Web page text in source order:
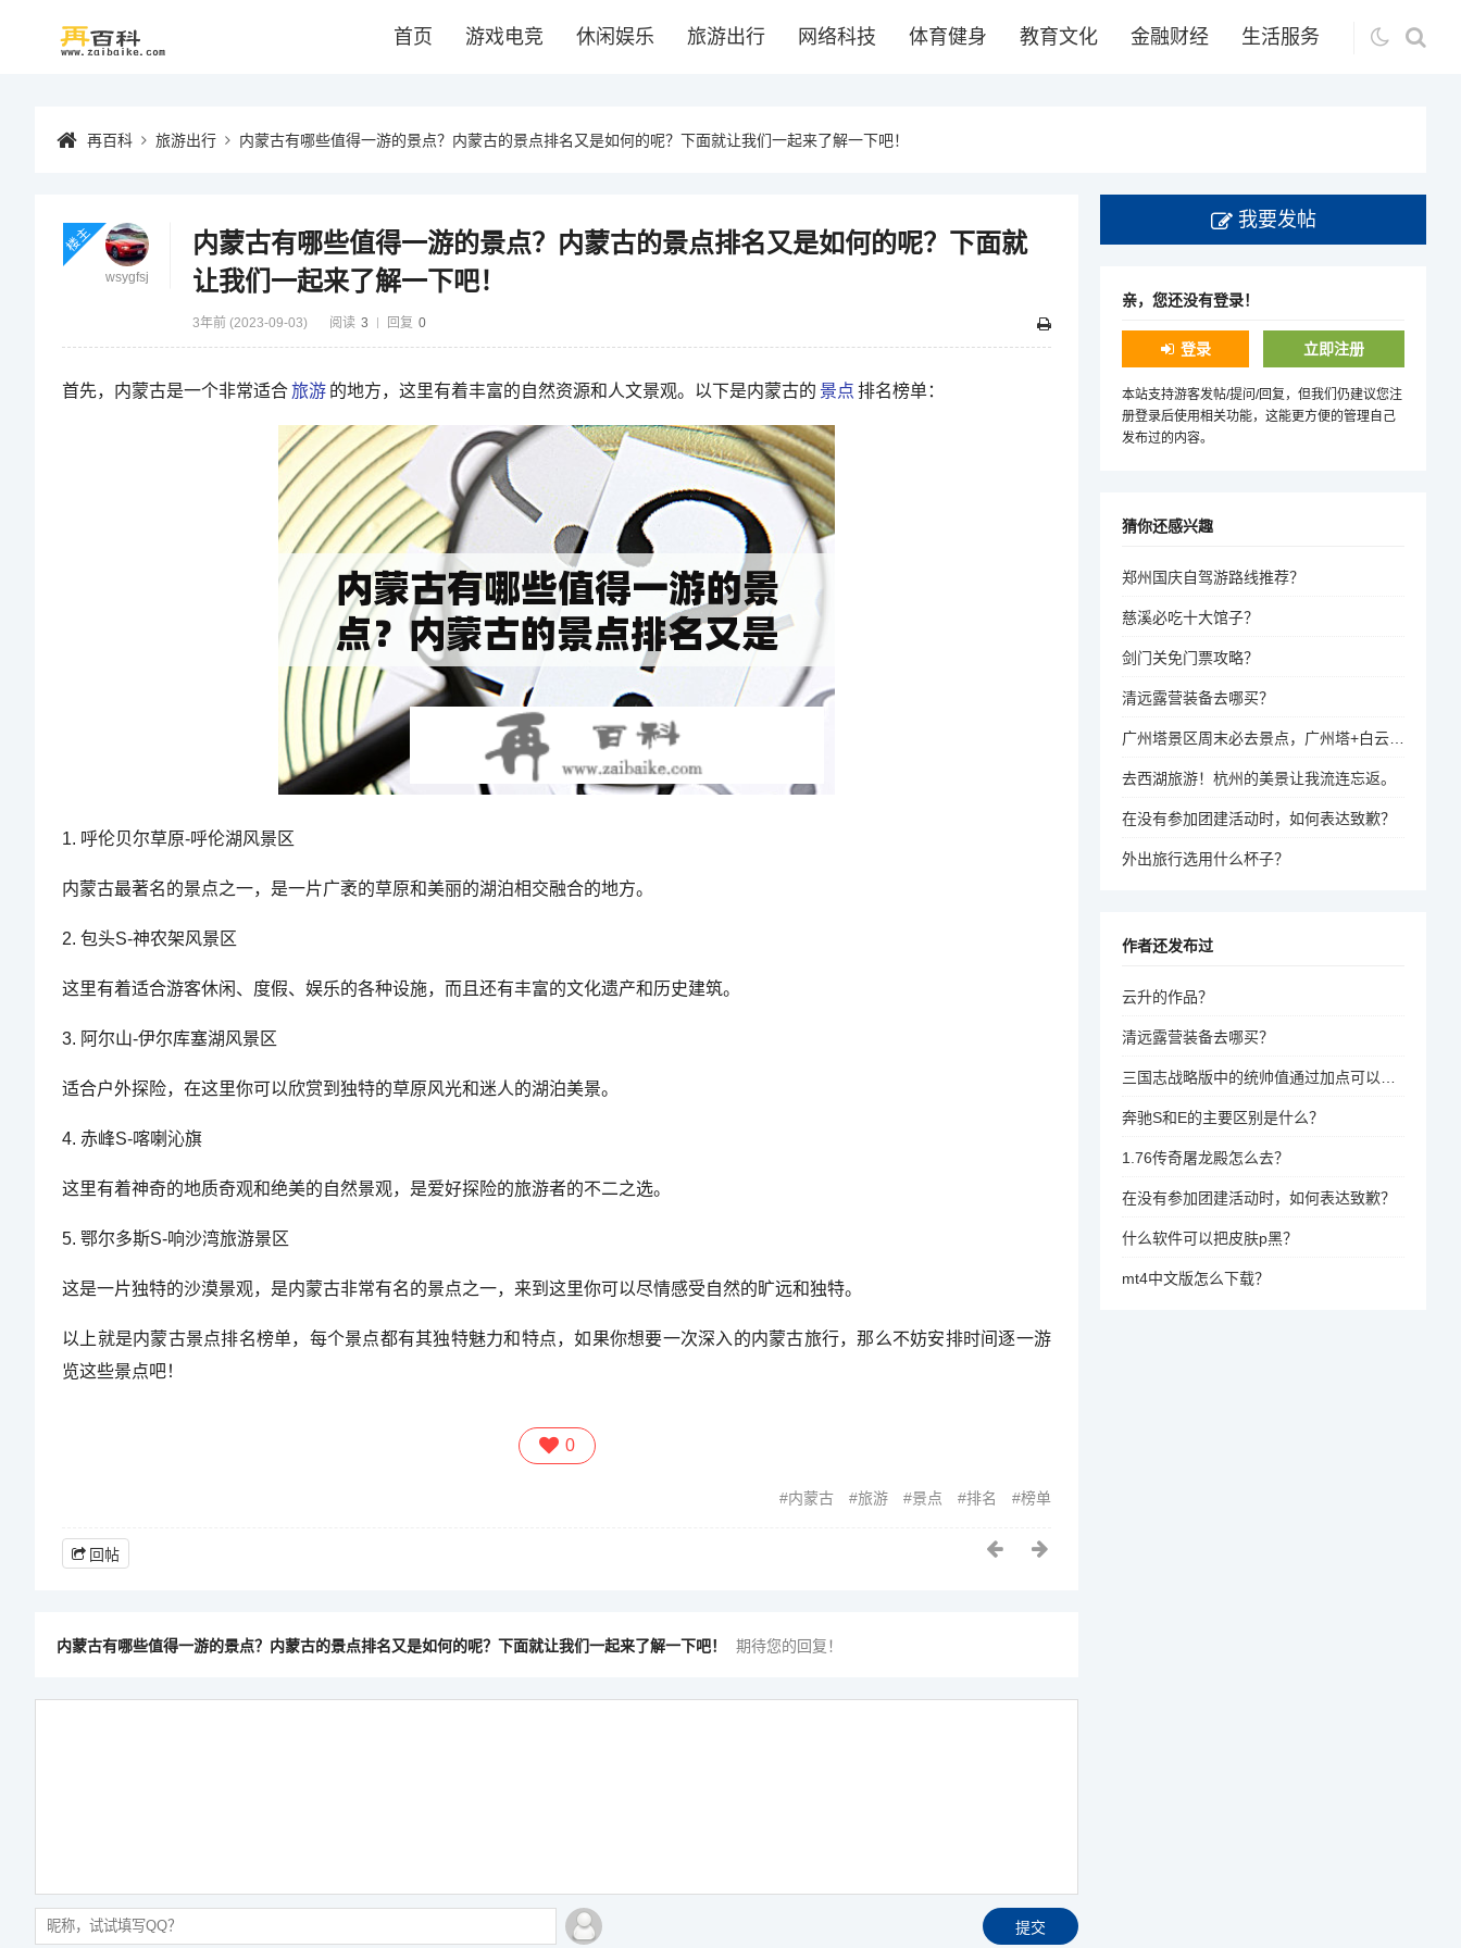
首页 游戏电竞 休闲娱乐 旅游出行 网络科技 体育健身 教育文化 金融财经 生活服务
再百科 旅游出行 内蒙古有哪些值得一游的景点？内蒙古的景点排名又是如何的呢？下面就让我们一起来了解一下吧！
内蒙古有哪些值得一游的景点？内蒙古的景点排名又是如何的呢？下面就
让我们一起来了解一下吧！
3年前 (2023-09-03) 阅读 3 回复 0
wsygfsj
楼主
首先，内蒙古是一个非常适合旅游 的地方，这里有着丰富的自然资源和人文景观。以下是内蒙古的 景点 排名榜单：
1. 呼伦贝尔草原-呼伦湖风景区
内蒙古最著名的景点之一，是一片广袤的草原和美丽的湖泊相交融合的地方。
2. 包头S-神农架风景区
这里有着适合游客休闲、度假、娱乐的各种设施，而且还有丰富的文化遗产和历史建筑。
3. 阿尔山-伊尔库塞湖风景区
适合户外探险，在这里你可以欣赏到独特的草原风光和迷人的湖泊美景。
4. 赤峰S-喀喇沁旗
这里有着神奇的地质奇观和绝美的自然景观，是爱好探险的旅游者的不二之选。
5. 鄂尔多斯S-响沙湾旅游景区
这是一片独特的沙漠景观，是内蒙古非常有名的景点之一，来到这里你可以尽情感受自然的旷远和独特。
以上就是内蒙古景点排名榜单，每个景点都有其独特魅力和特点，如果你想要一次深入的内蒙古旅行，那么不妨安排时间逐一游
览这些景点吧！
0
内蒙古 旅游 景点 排名 榜单
回帖
内蒙古有哪些值得一游的景点？内蒙古的景点排名又是如何的呢？下面就让我们一起来了解一下吧！ 期待您的回复！
我要发帖
亲，您还没有登录！
登录 立即注册
本站支持游客发帖/提问/回复，但我们仍建议您注
册登录后使用相关功能，这能更方便的管理自己
发布过的内容。
猜你还感兴趣
郑州国庆自驾游路线推荐？
慈溪必吃十大馆子？
剑门关免门票攻略？
清远露营装备去哪买？
广州塔景区周末必去景点，广州塔+白云山+太平山，天气好打卡玩！
去西湖旅游！杭州的美景让我流连忘返。
在没有参加团建活动时，如何表达致歉？
外出旅行选用什么杯子？
作者还发布过
云升的作品？
清远露营装备去哪买？
三国志战略版中的统帅值通过加点可以提升军队的整体战斗力和战略能力，因此加点统帅值是有用的。
奔驰S和E的主要区别是什么？
1.76传奇屠龙殿怎么去？
在没有参加团建活动时，如何表达致歉？
什么软件可以把皮肤p黑？
mt4中文版怎么下载？